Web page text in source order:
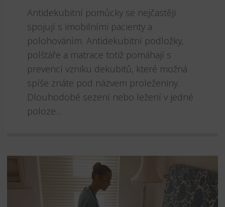
Antidekubitní pomůcky se nejčastěji
spojují s imobilními pacienty a
polohováním. Antidekubitní podložky,
polštáře a matrace totiž pomáhají s
prevencí vzniku dekubitů, které možná
spíše znáte pod názvem proleženiny.
Dlouhodobé sezení nebo ležení v jedné
poloze...